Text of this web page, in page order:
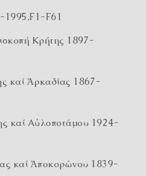
1995,F1-F61
Κρήτης­­­­­­­­ 1897-
καί Ἀρκαδίας 1867-
καί Αὐλοποτάμου 1924-
καί Ἀποκορώνου 1839-